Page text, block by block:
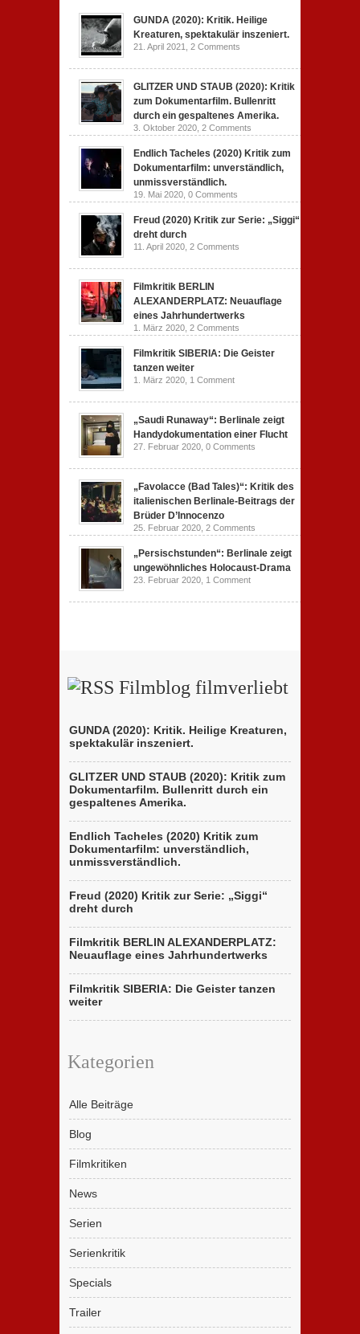
GUNDA (2020): Kritik. Heilige
Kreaturen, spektakulär inszeniert.
21. April 2021, 2 Comments
GLITZER UND STAUB (2020): Kritik
zum Dokumentarfilm. Bullenritt
durch ein gespaltenes Amerika.
3. Oktober 2020, 2 Comments
Endlich Tacheles (2020) Kritik zum
Dokumentarfilm: unverständlich,
unmissverständlich.
19. Mai 2020, 0 Comments
Freud (2020) Kritik zur Serie: „Siggi“
dreht durch
11. April 2020, 2 Comments
Filmkritik BERLIN
ALEXANDERPLATZ: Neuauflage
eines Jahrhundertwerks
1. März 2020, 2 Comments
Filmkritik SIBERIA: Die Geister
tanzen weiter
1. März 2020, 1 Comment
„Saudi Runaway“: Berlinale zeigt
Handydokumentation einer Flucht
27. Februar 2020, 0 Comments
„Favolacce (Bad Tales)“: Kritik des
italienischen Berlinale-Beitrags der
Brüder D’Innocenzo
25. Februar 2020, 2 Comments
„Persischstunden“: Berlinale zeigt
ungewöhnliches Holocaust-Drama
23. Februar 2020, 1 Comment
Filmblog filmverliebt
GUNDA (2020): Kritik. Heilige Kreaturen,
spektakulär inszeniert.
GLITZER UND STAUB (2020): Kritik zum
Dokumentarfilm. Bullenritt durch ein
gespaltenes Amerika.
Endlich Tacheles (2020) Kritik zum
Dokumentarfilm: unverständlich,
unmissverständlich.
Freud (2020) Kritik zur Serie: „Siggi“
dreht durch
Filmkritik BERLIN ALEXANDERPLATZ:
Neuauflage eines Jahrhundertwerks
Filmkritik SIBERIA: Die Geister tanzen
weiter
Kategorien
Alle Beiträge
Blog
Filmkritiken
News
Serien
Serienkritik
Specials
Trailer